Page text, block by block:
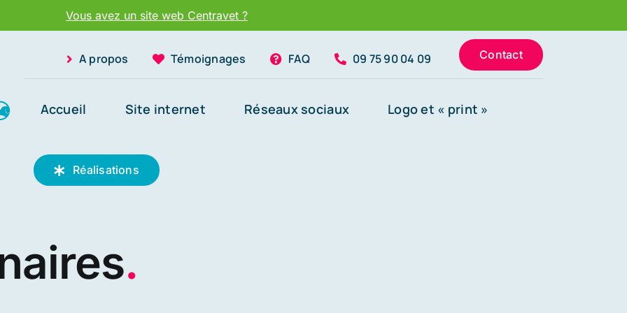
Vous avez un site web Centravet ?
A propos Témoignages FAQ 09 75 90 04 09 Contact
Accueil Site internet Réseaux sociaux Logo et « print »
Réalisations
.